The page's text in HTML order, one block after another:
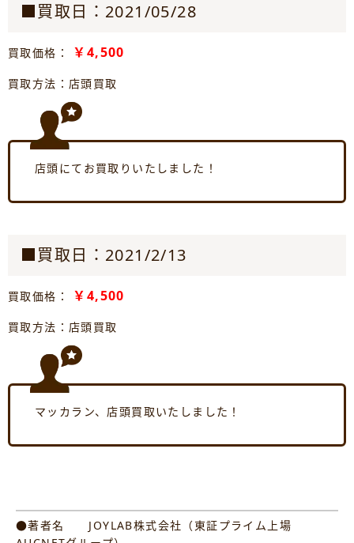
■買取日：2021/05/28
買取価格： ￥4,500
買取方法：店頭買取
店頭にてお買取りいたしました！
■買取日：2021/2/13
買取価格： ￥4,500
買取方法：店頭買取
マッカラン、店頭買取いたしました！
●著者名 JOYLAB株式会社（東証プライム上場